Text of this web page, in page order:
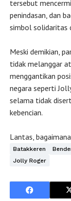
tersebut
penindasan, dan
simbol solidaritas
Meski demikian,
tidak melanggar
menggantikan
negara seperti
selama tidak
kebencian.
Lantas,
Batakkeren
Jolly Roger